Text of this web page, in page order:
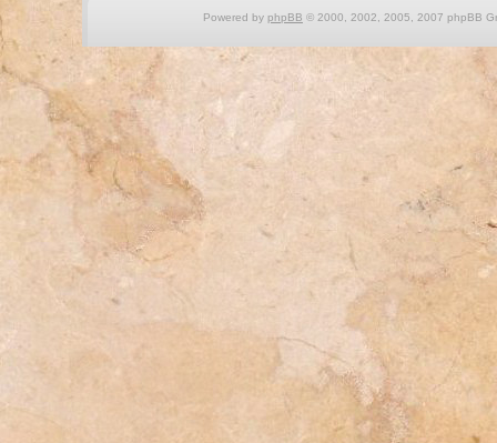
Powered by phpBB © 2000, 2002, 2005, 2007 phpBB